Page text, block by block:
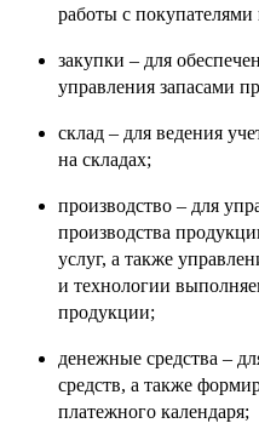
работы с покупателями
закупки – для
управления запасами
склад – для ведения
на складах;
производство – для
производства
услуг, а также
и технологии
продукции;
денежные средства –
средств, а также
платежного календаря;